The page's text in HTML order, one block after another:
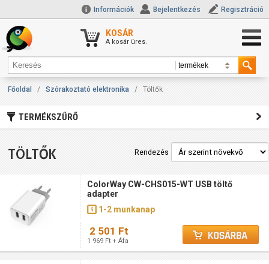
Információk Bejelentkezés Regisztráció
KOSÁR
A kosár üres.
Főoldal / Szórakoztató elektronika / Töltők
TERMÉKSZŰRŐ
TÖLTŐK Rendezés
ColorWay CW-CHS015-WT USB töltő
adapter
1-2 munkanap
2 501 Ft
1 969 Ft + Áfa